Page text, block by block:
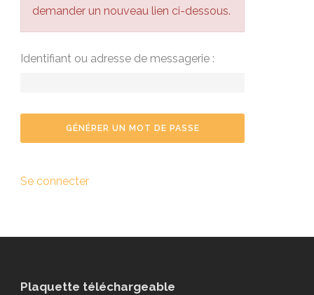
demander un nouveau lien ci-dessous.
Identifiant ou adresse de messagerie :
Se connecter
Plaquette téléchargeable